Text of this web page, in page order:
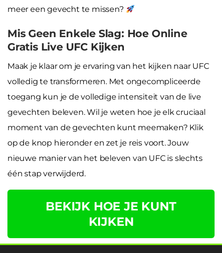
meer een gevecht te missen?
Mis Geen Enkele Slag: Hoe Online
Gratis Live UFC Kijken
Maak je klaar om je ervaring van het kijken naar UFC
volledig te transformeren. Met ongecompliceerde
toegang kun je de volledige intensiteit van de live
gevechten beleven. Wil je weten hoe je elk cruciaal
moment van de gevechten kunt meemaken? Klik
op de knop hieronder en zet je reis voort. Jouw
nieuwe manier van het beleven van UFC is slechts
één stap verwijderd.
BEKIJK HOE JE KUNT
KIJKEN